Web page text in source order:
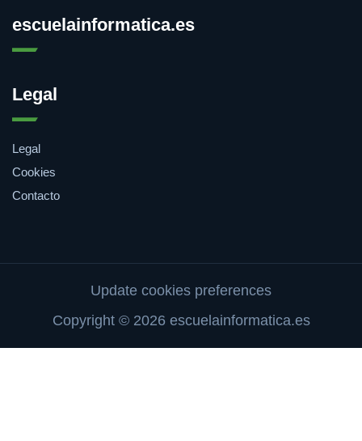
escuelainformatica.es
Legal
Legal
Cookies
Contacto
Update cookies preferences
Copyright © 2026 escuelainformatica.es